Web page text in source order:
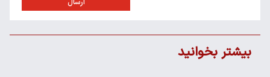
بیشتر بخوانید